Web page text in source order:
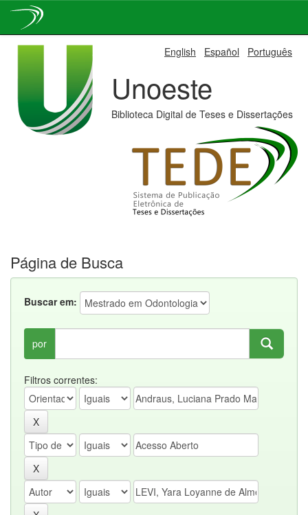
English Español Português
Unoeste
Biblioteca Digital de Teses e Dissertações
Página de Busca
Buscar em:
por
Filtros correntes: